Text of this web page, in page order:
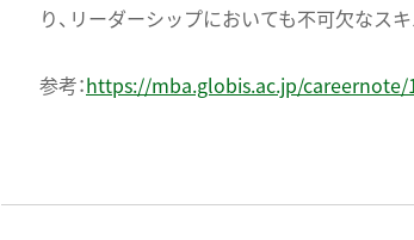
り、リーダーシップにおいても不可欠なスキ
参考：https://mba.globis.ac.jp/careernote/